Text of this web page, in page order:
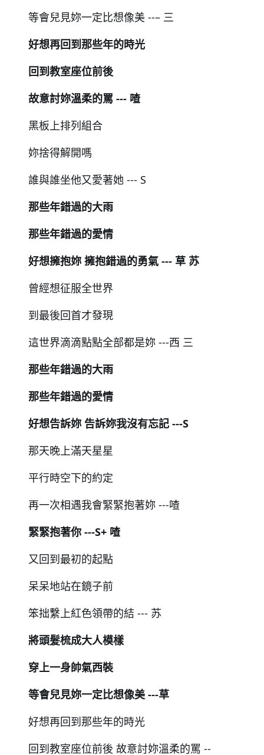
等會兒見妳⼀定比想像美 --– 三
好想再回到那些年的時光
回到教室座位前後
故意討妳溫柔的罵 --- 喳
黑板上排列組合
妳捨得解開嗎
誰與誰坐他又愛著她 --- S
那些年錯過的大雨
那些年錯過的愛情
好想擁抱妳 擁抱錯過的勇氣 --- 草 苏
曾經想征服全世界
到最後回首才發現
這世界滴滴點點全部都是妳 ---⻄ 三
那些年錯過的大雨
那些年錯過的愛情
好想告訴妳 告訴妳我沒有忘記 ---S
那天晚上滿天星星
平行時空下的約定
再⼀次相遇我會緊緊抱著妳 ---喳
緊緊抱著你 ---S+ 喳
又回到最初的起點
呆呆地站在鏡子前
笨拙繫上紅色領帶的結 --- 苏
將頭髮梳成大人模樣
穿上⼀⾝帥氣⻄裝
等會兒見妳⼀定比想像美 ---草
好想再回到那些年的時光
回到教室座位前後 故意討妳溫柔的罵 --